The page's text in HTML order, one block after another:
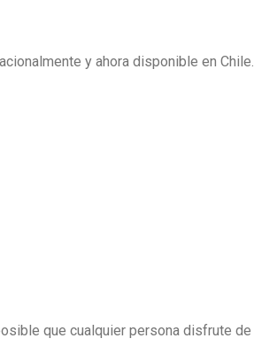
y ahora disponible en Chile.
que cualquier persona disfrute de